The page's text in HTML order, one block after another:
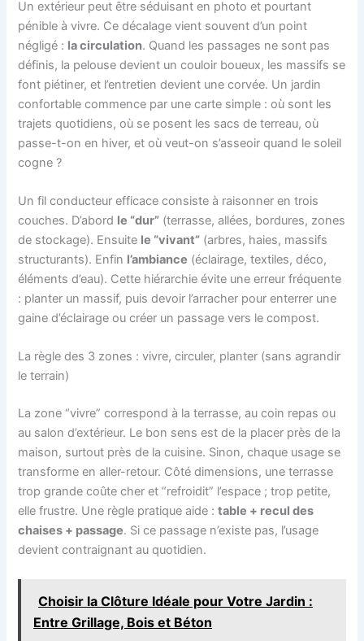
Un extérieur peut être séduisant en photo et pourtant
pénible à vivre. Ce décalage vient souvent d’un point
négligé : la circulation. Quand les passages ne sont pas
définis, la pelouse devient un couloir boueux, les massifs se
font piétiner, et l’entretien devient une corvée. Un jardin
confortable commence par une carte simple : où sont les
trajets quotidiens, où se posent les sacs de terreau, où
passe-t-on en hiver, et où veut-on s’asseoir quand le soleil
cogne ?
Un fil conducteur efficace consiste à raisonner en trois
couches. D’abord le “dur” (terrasse, allées, bordures, zones
de stockage). Ensuite le “vivant” (arbres, haies, massifs
structurants). Enfin l’ambiance (éclairage, textiles, déco,
éléments d’eau). Cette hiérarchie évite une erreur fréquente
: planter un massif, puis devoir l’arracher pour enterrer une
gaine d’éclairage ou créer un passage vers le compost.
La règle des 3 zones : vivre, circuler, planter (sans agrandir
le terrain)
La zone “vivre” correspond à la terrasse, au coin repas ou
au salon d’extérieur. Le bon sens est de la placer près de la
maison, surtout près de la cuisine. Sinon, chaque usage se
transforme en aller-retour. Côté dimensions, une terrasse
trop grande coûte cher et “refroidit” l’espace ; trop petite,
elle frustre. Une règle pratique aide :table + recul des
chaises + passage. Si ce passage n’existe pas, l’usage
devient contraignant au quotidien.
Choisir la Clôture Idéale pour Votre Jardin :
Entre Grillage, Bois et Béton